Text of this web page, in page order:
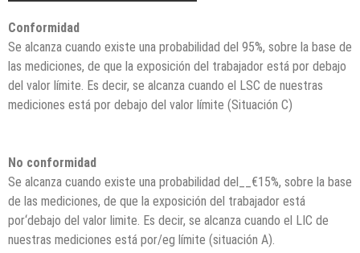
Conformidad
Se alcanza cuando existe una probabilidad del 95%, sobre la base de
las mediciones, de que la exposición del trabajador está por debajo
del valor límite. Es decir, se alcanza cuando el LSC de nuestras
mediciones está por debajo del valor límite (Situación C)
No conformidad
Se alcanza cuando existe una probabilidad del__€15%, sobre la base
de las mediciones, de que la exposición del trabajador está
por‘debajo del valor limite. Es decir, se alcanza cuando el LIC de
nuestras mediciones está por/eg límite (situación A).